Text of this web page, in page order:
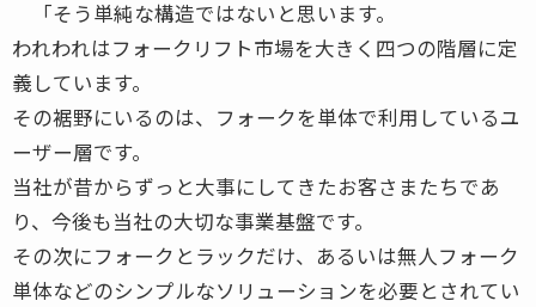
「そう単純な構造ではないと思います。
われわれはフォークリフト市場を大きく四つの階層に定
義しています。
その裾野にいるのは、フォークを単体で利用しているユ
ーザー層です。
当社が昔からずっと大事にしてきたお客さまたちであ
り、今後も当社の大切な事業基盤です。
その次にフォークとラックだけ、あるいは無人フォーク
単体などのシンプルなソリューションを必要とされてい